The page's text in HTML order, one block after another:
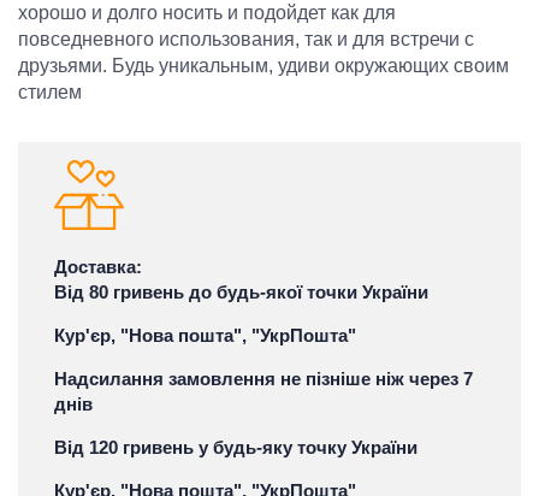
хорошо и долго носить и подойдет как для
повседневного использования, так и для встречи с
друзьями. Будь уникальным, удиви окружающих своим
стилем
Доставка:
Від 80 гривень до будь-якої точки України
Кур'єр, "Нова пошта", "УкрПошта"
Надсилання замовлення не пізніше ніж через 7
днів
Від 120 гривень у будь-яку точку України
Кур'єр, "Нова пошта", "УкрПошта"